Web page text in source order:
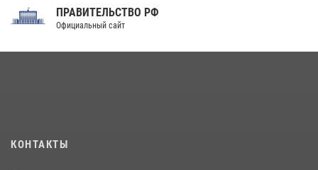
Праздник «Один день с Росгвардией» к 105-летию Центрального
ПРАВИТЕЛЬСТВО РФ
Официальный сайт
КОНТАКТЫ